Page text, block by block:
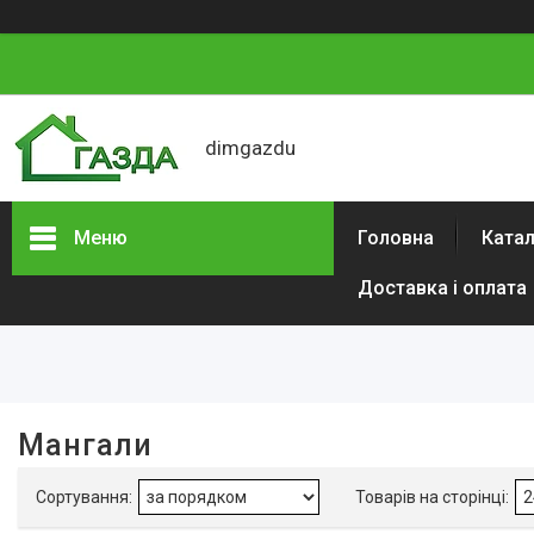
dimgazdu
Меню
В наявності
Акція
Головна
Доставка і оплата
Мангали